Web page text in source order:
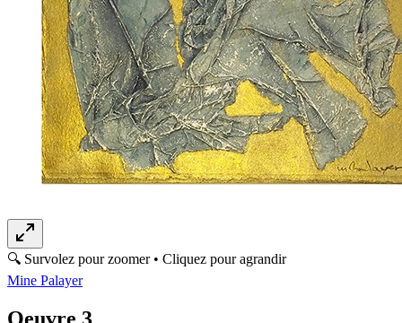
Panier
🔍 Survolez pour zoomer • Cliquez pour agrandir
Mine Palayer